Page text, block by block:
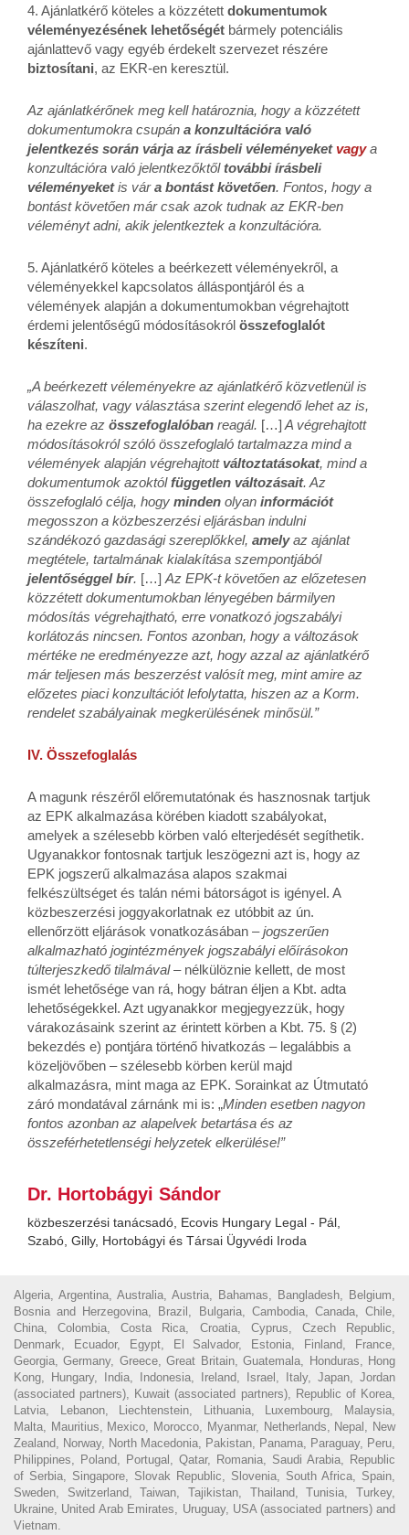
4. Ajánlatkérő köteles a közzétett dokumentumok
véleményezésének lehetőségét bármely potenciális
ajánlattevő vagy egyéb érdekelt szervezet részére
biztosítani, az EKR-en keresztül.
Az ajánlatkérőnek meg kell határoznia, hogy a közzétett
dokumentumokra csupán a konzultációra való
jelentkezés során várja az írásbeli véleményeket vagya
konzultációra való jelentkezőktőltovábbi írásbeli
véleményeketis vára bontást követően. Fontos, hogy a
bontást követően már csak azok tudnak az EKR-ben
véleményt adni, akik jelentkeztek a konzultációra.
5. Ajánlatkérő köteles a beérkezett véleményekről, a
véleményekkel kapcsolatos álláspontjáról és a
vélemények alapján a dokumentumokban végrehajtott
érdemi jelentőségű módosításokról összefoglalót
készíteni.
„A beérkezett véleményekre az ajánlatkérő közvetlenül is
válaszolhat, vagy választása szerint elegendő lehet az is,
ha ezekre az összefoglalóban reagál. […] A végrehajtott
módosításokról szóló összefoglaló tartalmazza mind a
vélemények alapján végrehajtott változtatásokat, mind a
dokumentumok azoktólfüggetlen változásait. Az
összefoglaló célja, hogy minden olyan információt
megosszon a közbeszerzési eljárásban indulni
szándékozó gazdasági szereplőkkel, amelyaz ajánlat
megtétele, tartalmának kialakítása szempontjából
jelentőséggel bír. […] Az EPK-t követően az előzetesen
közzétett dokumentumokban lényegében bármilyen
módosítás végrehajtható, erre vonatkozó jogszabályi
korlátozás nincsen. Fontos azonban, hogy a változások
mértéke ne eredményezze azt, hogy azzal az ajánlatkérő
már teljesen más beszerzést valósít meg, mint amire az
előzetes piaci konzultációt lefolytatta, hiszen az a Korm.
rendelet szabályainak megkerülésének minősül.”
IV. Összefoglalás
A magunk részéről előremutatónak és hasznosnak tartjuk
az EPK alkalmazása körében kiadott szabályokat,
amelyek a szélesebb körben való elterjedését segíthetik.
Ugyanakkor fontosnak tartjuk leszögezni azt is, hogy az
EPK jogszerű alkalmazása alapos szakmai
felkészültséget és talán némi bátorságot is igényel. A
közbeszerzési joggyakorlatnak ez utóbbit az ún.
ellenőrzött eljárások vonatkozásában –jogszerűen
alkalmazható jogintézmények jogszabályi előírásokon
túlterjeszkedő tilalmával– nélkülöznie kellett, de most
ismét lehetősége van rá, hogy bátran éljen a Kbt. adta
lehetőségekkel. Azt ugyanakkor megjegyezzük, hogy
várakozásaink szerint az érintett körben a Kbt. 75. § (2)
bekezdés e) pontjára történő hivatkozás – legalábbis a
közeljövőben – szélesebb körben kerül majd
alkalmazásra, mint maga az EPK. Sorainkat az Útmutató
záró mondatával zárnánk mi is: „Minden esetben nagyon
fontos azonban az alapelvek betartása és az
összeférhetetlenségi helyzetek elkerülése!”
Dr. Hortobágyi Sándor
közbeszerzési tanácsadó, Ecovis Hungary Legal - Pál,
Szabó, Gilly, Hortobágyi és Társai Ügyvédi Iroda
Algeria, Argentina, Australia, Austria, Bahamas, Bangladesh, Belgium,
Bosnia and Herzegovina, Brazil, Bulgaria, Cambodia, Canada, Chile,
China, Colombia, Costa Rica, Croatia, Cyprus, Czech Republic,
Denmark, Ecuador, Egypt, El Salvador, Estonia, Finland, France,
Georgia, Germany, Greece, Great Britain, Guatemala, Honduras, Hong
Kong, Hungary, India, Indonesia, Ireland, Israel, Italy, Japan, Jordan
(associated partners), Kuwait (associated partners), Republic of Korea,
Latvia, Lebanon, Liechtenstein, Lithuania, Luxembourg, Malaysia,
Malta, Mauritius, Mexico, Morocco, Myanmar, Netherlands, Nepal, New
Zealand, Norway, North Macedonia, Pakistan, Panama, Paraguay, Peru,
Philippines, Poland, Portugal, Qatar, Romania, Saudi Arabia, Republic
of Serbia, Singapore, Slovak Republic, Slovenia, South Africa, Spain,
Sweden, Switzerland, Taiwan, Tajikistan, Thailand, Tunisia, Turkey,
Ukraine, United Arab Emirates, Uruguay, USA (associated partners) and
Vietnam.